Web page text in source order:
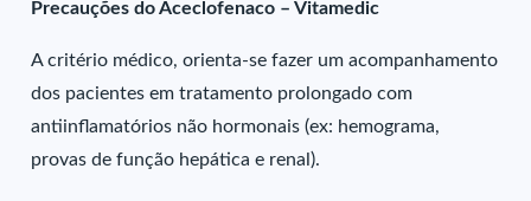
Precauções do Aceclofenaco – Vitamedic
A critério médico, orienta-se fazer um acompanhamento
dos pacientes em tratamento prolongado com
antiinflamatórios não hormonais (ex: hemograma,
provas de função hepática e renal).